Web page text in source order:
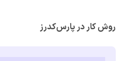
روش کار در پارس‌کدرز